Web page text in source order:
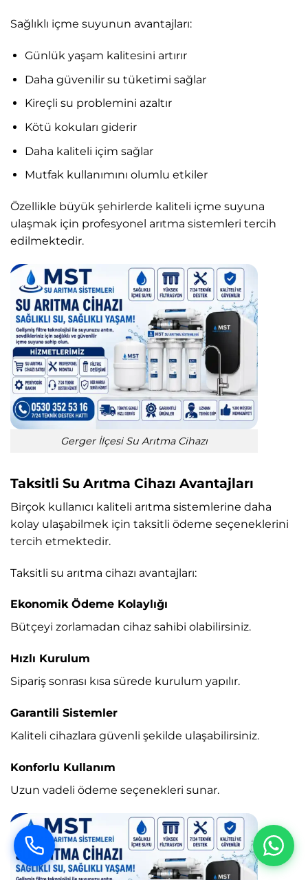
Sağlıklı içme suyunun avantajları:
Günlük yaşam kalitesini artırır
Daha güvenilir su tüketimi sağlar
Kireçli su problemini azaltır
Kötü kokuları giderir
Daha kaliteli içim sağlar
Mutfak kullanımını olumlu etkiler
Özellikle büyük şehirlerde kaliteli içme suyuna
ulaşmak için profesyonel arıtma sistemleri tercih
edilmektedir.
Gerger İlçesi Su Arıtma Cihazı
Taksitli Su Arıtma Cihazı Avantajları
Birçok kullanıcı kaliteli arıtma sistemlerine daha
kolay ulaşabilmek için taksitli ödeme seçeneklerini
tercih etmektedir.
Taksitli su arıtma cihazı avantajları:
Ekonomik Ödeme Kolaylığı
Bütçeyi zorlamadan cihaz sahibi olabilirsiniz.
Hızlı Kurulum
Sipariş sonrası kısa sürede kurulum yapılır.
Garantili Sistemler
Kaliteli cihazlara güvenli şekilde ulaşabilirsiniz.
Konforlu Kullanım
Uzun vadeli ödeme seçenekleri sunar.